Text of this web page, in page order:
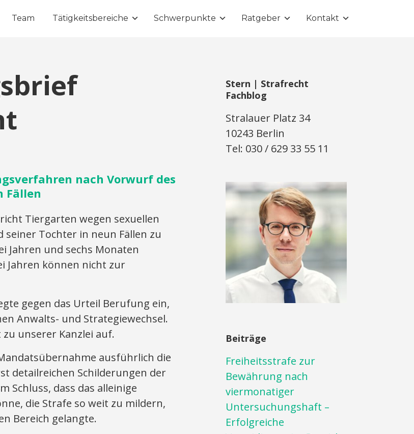
Team Tätigkeitsbereiche Schwerpunkte Ratgeber Kontakt
nach Vorwurf des
Fällen
Tiergarten wegen sexuellen
Tochter in neun Fällen zu
Jahren und sechs Monaten
Jahren können nicht zur
gegen das Urteil Berufung ein,
Anwalts- und Strategiewechsel.
unserer Kanzlei auf.
ausführlich die
detailreichen Schilderungen der
Schluss, dass das alleinige
die Strafe so weit zu mildern,
Bereich gelangte.
Stern | Strafrecht
Fachblog
Stralauer Platz 34
10243 Berlin
Tel: 030 / 629 33 55 11
Beiträge
Freiheitsstrafe zur
Bewährung nach
viermonatiger
Untersuchungshaft –
Erfolgreiche